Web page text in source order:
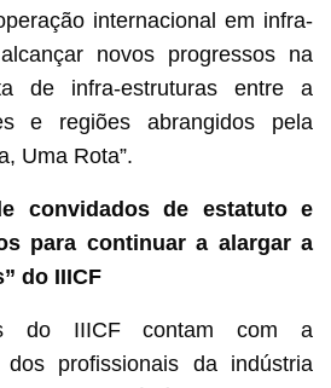
internacional em infra-
novos progressos na
de infra-estruturas entre a
e regiões abrangidos pela
Uma Rota”.
convidados de estatuto e
para continuar a alargar a
do IIICF
do IIICF contam com a
dos profissionais da indústria